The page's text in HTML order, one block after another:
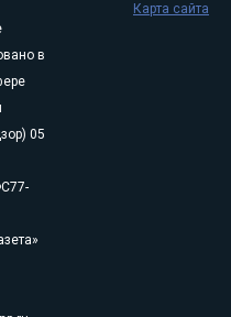
в
05
Карта сайта